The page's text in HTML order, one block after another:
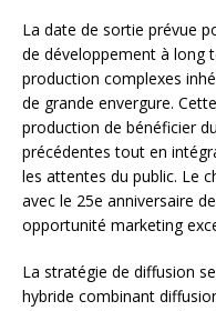
La date de sortie prévue
de développement à long
production complexes
de grande envergure.
production de bénéficier
précédentes tout en
les attentes du public. Le
avec le 25e anniversaire
opportunité marketing
La stratégie de diffusion
hybride combinant